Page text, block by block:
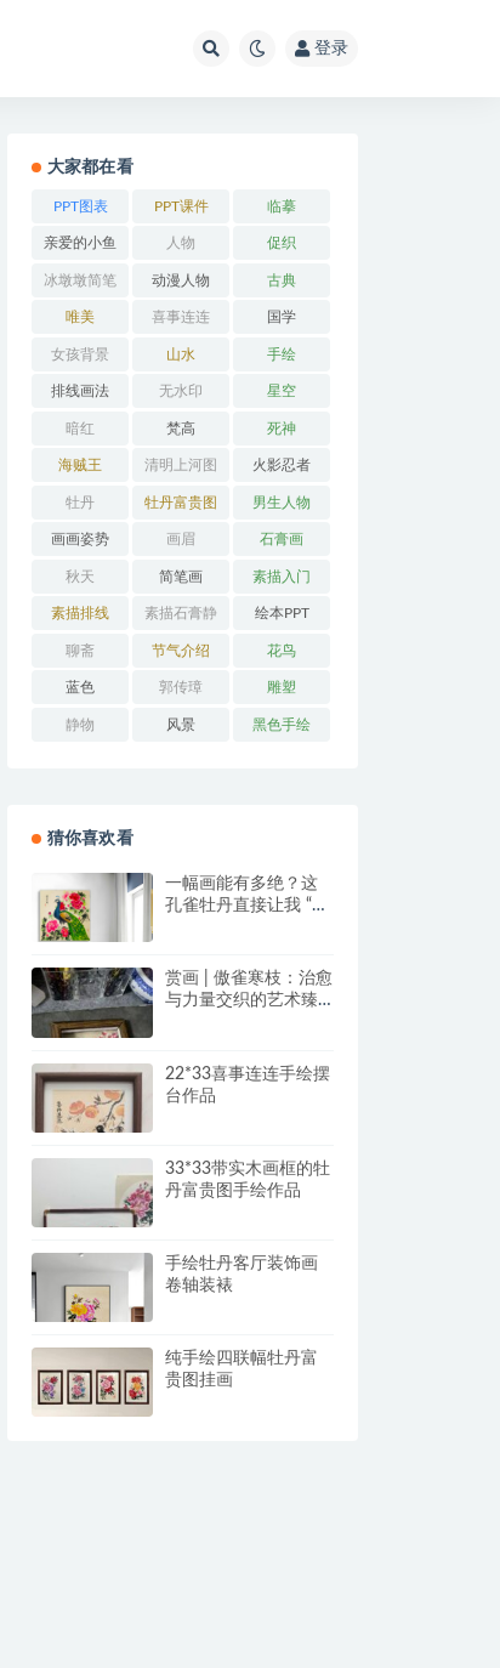
登录
大家都在看
PPT图表 PPT课件 临摹
亲爱的小鱼 人物 促织
冰墩墩简笔
画
动漫人物 古典
唯美 喜事连连 国学
女孩背景 山水 手绘
排线画法 无水印 星空
暗红 梵高 死神
海贼王 清明上河图 火影忍者
牡丹 牡丹富贵图 男生人物
画画姿势 画眉 石膏画
秋天 简笔画 素描入门
素描排线 素描石膏静
物
绘本PPT
聊斋 节气介绍 花鸟
蓝色 郭传璋 雕塑
静物 风景 黑色手绘
猜你喜欢看
一幅画能有多绝？这
孔雀牡丹直接让我 “哇
赏画 | 傲雀寒枝：治愈
与力量交织的艺术臻
22*33喜事连连手绘摆
台作品
33*33带实木画框的牡
丹富贵图手绘作品
手绘牡丹客厅装饰画
卷轴装裱
纯手绘四联幅牡丹富
贵图挂画